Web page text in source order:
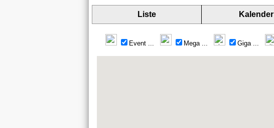
Liste Kalender
Event ... Mega ... Giga ...